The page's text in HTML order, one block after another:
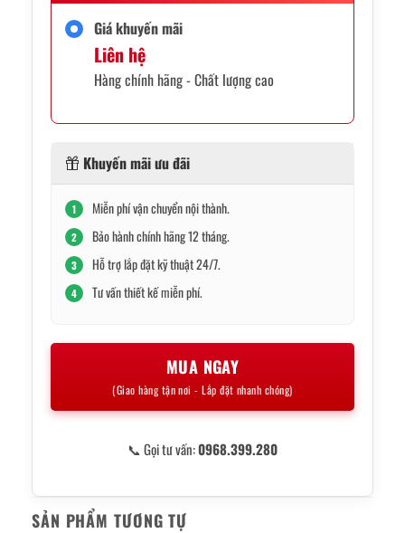
Giá khuyến mãi
Liên hệ
Hàng chính hãng - Chất lượng cao
Khuyến mãi ưu đãi
1 Miễn phí vận chuyển nội thành.
2 Bảo hành chính hãng 12 tháng.
3 Hỗ trợ lắp đặt kỹ thuật 24/7.
4 Tư vấn thiết kế miễn phí.
MUA NGAY
(Giao hàng tận nơi - Lắp đặt nhanh chóng)
📞 Gọi tư vấn:0968.399.280
SẢN PHẨM TƯƠNG TỰ